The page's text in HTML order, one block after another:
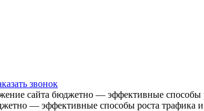
звонок
сайта бюджетно — эффективные способы
— эффективные способы роста трафика